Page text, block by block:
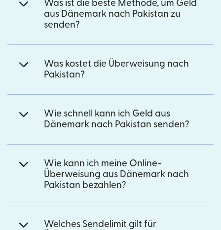
Was ist die beste Methode, um Geld
aus Dänemark nach Pakistan zu
senden?
Was kostet die Überweisung nach
Pakistan?
Wie schnell kann ich Geld aus
Dänemark nach Pakistan senden?
Wie kann ich meine Online-
Überweisung aus Dänemark nach
Pakistan bezahlen?
Welches Sendelimit gilt für